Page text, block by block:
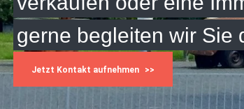
gerne begleiten wir Sie
Jetzt Kontakt aufnehmen